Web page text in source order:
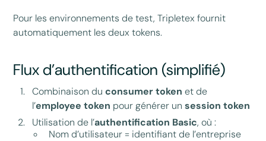
Pour les environnements de test, Tripletex fournit
automatiquement les deux tokens.
Flux d’authentification (simplifié)
Combinaison duconsumer token et de
l’employee token pour générer unsession token
Utilisation de l’authentification Basic, où :
Nom d’utilisateur = identifiant de l’entreprise